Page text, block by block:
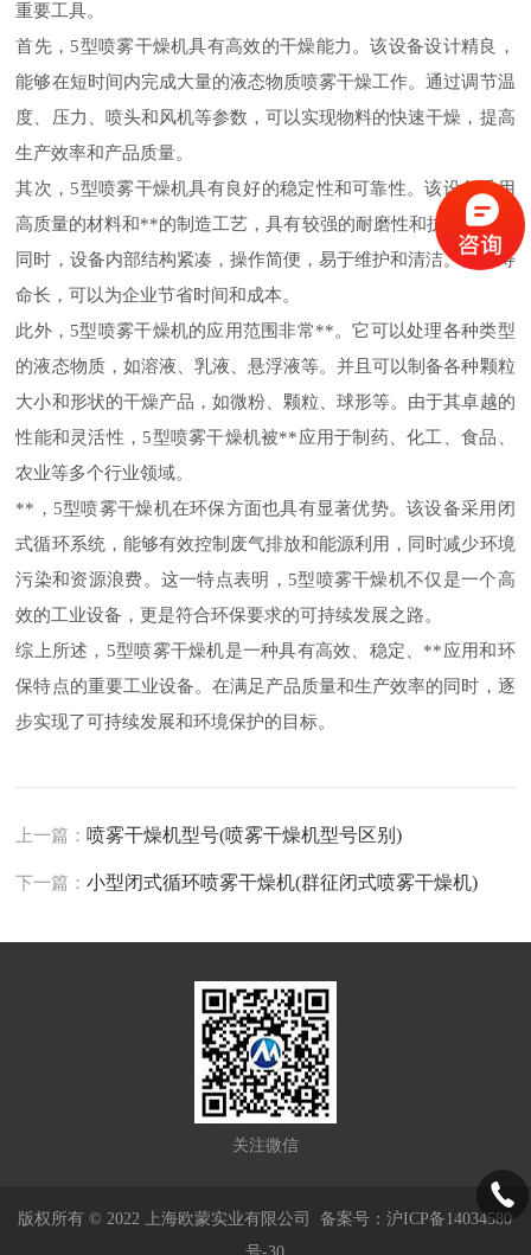
重要工具。
首先，5型喷雾干燥机具有高效的干燥能力。该设备设计精良，
能够在短时间内完成大量的液态物质喷雾干燥工作。通过调节温
度、压力、喷头和风机等参数，可以实现物料的快速干燥，提高
生产效率和产品质量。
其次，5型喷雾干燥机具有良好的稳定性和可靠性。该设备采用
高质量的材料和**的制造工艺，具有较强的耐磨性和抗腐蚀性。
同时，设备内部结构紧凑，操作简便，易于维护和清洁。使用寿
命长，可以为企业节省时间和成本。
此外，5型喷雾干燥机的应用范围非常**。它可以处理各种类型
的液态物质，如溶液、乳液、悬浮液等。并且可以制备各种颗粒
大小和形状的干燥产品，如微粉、颗粒、球形等。由于其卓越的
性能和灵活性，5型喷雾干燥机被**应用于制药、化工、食品、
农业等多个行业领域。
**，5型喷雾干燥机在环保方面也具有显著优势。该设备采用闭
式循环系统，能够有效控制废气排放和能源利用，同时减少环境
污染和资源浪费。这一特点表明，5型喷雾干燥机不仅是一个高
效的工业设备，更是符合环保要求的可持续发展之路。
综上所述，5型喷雾干燥机是一种具有高效、稳定、**应用和环
保特点的重要工业设备。在满足产品质量和生产效率的同时，逐
步实现了可持续发展和环境保护的目标。
上一篇： 喷雾干燥机型号(喷雾干燥机型号区别)
下一篇：小型闭式循环喷雾干燥机(群征闭式喷雾干燥机)
关注微信
版权所有 © 2022 上海欧蒙实业有限公司备案号：沪ICP备14034580